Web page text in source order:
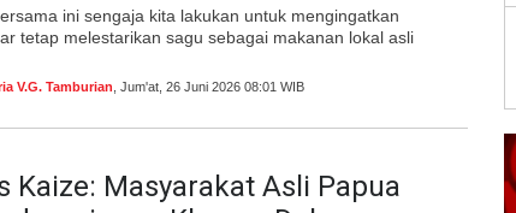
ini sengaja kita lakukan untuk mengingatkan
tetap melestarikan sagu sebagai makanan lokal asli
V.G. Tamburian , Jum'at, 26 Juni 2026 08:01 WIB
Kaize: Masyarakat Asli Papua